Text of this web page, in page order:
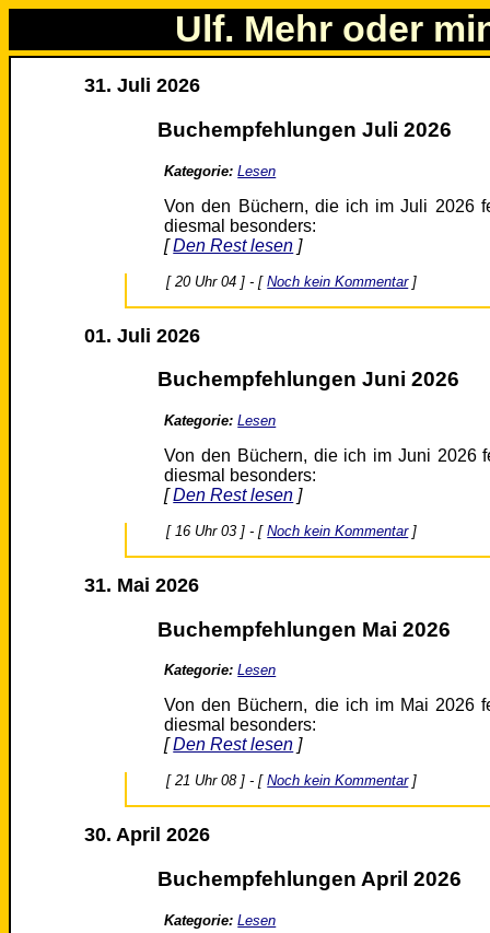
Ulf. Mehr oder
31. Juli 2026
Buchempfehlungen Juli 2026
Kategorie: Lesen
Von den Büchern, die ich im Juli 2026
diesmal besonders:
[Den Rest lesen ]
[ 20 Uhr 04 ] - [Noch kein Kommentar]
01. Juli 2026
Buchempfehlungen Juni 2026
Kategorie: Lesen
Von den Büchern, die ich im Juni 2026
diesmal besonders:
[Den Rest lesen ]
[ 16 Uhr 03 ] - [Noch kein Kommentar]
31. Mai 2026
Buchempfehlungen Mai 2026
Kategorie: Lesen
Von den Büchern, die ich im Mai 2026
diesmal besonders:
[Den Rest lesen ]
[ 21 Uhr 08 ] - [Noch kein Kommentar]
30. April 2026
Buchempfehlungen April 2026
Kategorie: Lesen